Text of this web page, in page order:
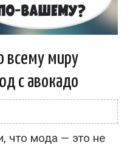
всему миру
с авокадо
что мода — это не